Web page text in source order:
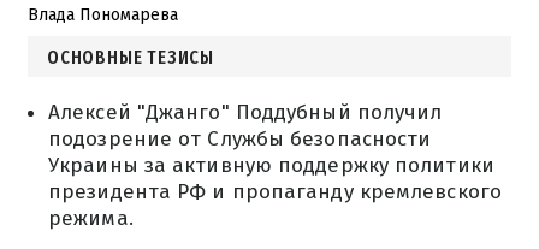
Влада Пономарева
ОСНОВНЫЕ ТЕЗИСЫ
Алексей "Джанго" Поддубный получил
подозрение от Службы безопасности
Украины за активную поддержку политики
президента РФ и пропаганду кремлевского
режима.